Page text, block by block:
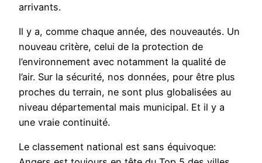
arrivants.
Il y a, comme chaque année, des nouveautés. Un
nouveau critère, celui de la protection de
l’environnement avec notamment la qualité de
l’air. Sur la sécurité, nos données, pour être plus
proches du terrain, ne sont plus globalisées au
niveau départemental mais municipal. Et il y a
une vraie continuité.
Le classement national est sans équivoque: